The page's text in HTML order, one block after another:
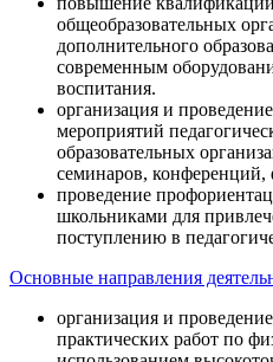
общеобразовательных
дополнительного
современным
воспитания.
организация и
мероприятий
образовательных
семинаров, конференций,
проведение
школьниками для
поступлению в
Основные направления
организация и
практических работ по